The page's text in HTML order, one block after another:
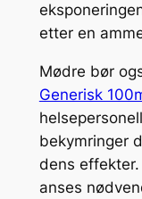
etter en
Mødre bør
Generisk
bekymringer
dens
anses